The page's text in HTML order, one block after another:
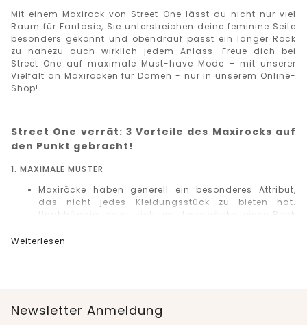
Mit einem Maxirock von Street One lässt du nicht nur viel
Raum für Fantasie, Sie unterstreichen deine feminine Seite
besonders gekonnt und obendrauf passt ein langer Rock
zu nahezu auch wirklich jedem Anlass. Freue dich bei
Street One auf maximale Must-have Mode – mit unserer
Vielfalt an Maxiröcken für Damen - nur in unserem Online-
Shop!
Street One verrät: 3 Vorteile des Maxirocks auf
den Punkt gebracht!
1. MAXIMALE MUSTER
Maxiröcke haben generell ein besonderes Attribut,
das nicht jedes Kleidungsstück zu bieten hat.
Unabhängig, ob es sich um
Jerseyröcke
, einen Rock
gefertigten Stoff handelt: Ein Maxirock bringt
Damen von Street One goldrichtig!
Weiterlesen
Newsletter Anmeldung